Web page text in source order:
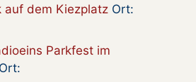
auf dem Kiezplatz Ort:
Parkfest im
Ort: